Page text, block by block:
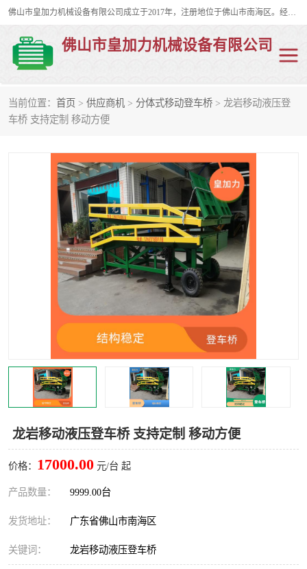
佛山市皇加力机械设备有限公司成立于2017年，注册地位于佛山市南海区。经营范围包括：其他机械设备及电子产品批发、电气设备批发、贸易代理、五金产品批发等；主要产品有：移动式登车桥、叉车装卸货平台、移动式升降机、升降货梯、油桶夹具、电动堆高车。
佛山市皇加力机械设备有限公司
当前位置： 首页 > 供应商机 > 分体式移动登车桥 > 龙岩移动液压登
车桥 支持定制 移动方便
龙岩移动液压登车桥 支持定制 移动方便
价格： 17000.00 元/台 起
产品数量： 9999.00台
发货地址： 广东省佛山市南海区
关键词： 龙岩移动液压登车桥
移动式登车桥
步行式电动堆高车 移动登车台
叉车装卸货平台 电动搬运车
移动式升降平台 升降货梯
集装箱装柜平台 油桶夹具